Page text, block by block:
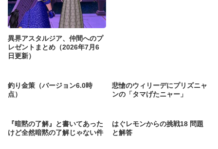
異界アスタルジア、仲間へのプ
レゼントまとめ（2026年7月6
日更新）
釣り金策（バージョン6.0時
点）
悲愴のウィリーデにプリズニャ
ンの「タマげたニャー」
『暗黙の了解』と書いてあった
けど全然暗黙の了解じゃない件
はぐレモンからの挑戦18 問題
と解答